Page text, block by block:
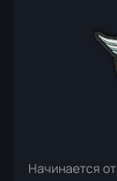
Начинается от